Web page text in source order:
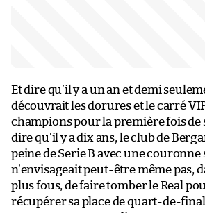
Et dire qu’il y a un an et demi
découvrait les dorures et le carré
champions pour la première fois de
dire qu’il y a dix ans, le club de
peine de Serie B avec une couronne
n’envisageait peut-être même pas,
plus fous, de faire tomber le Real
récupérer sa place de quart-de-